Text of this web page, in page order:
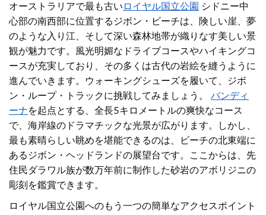
オーストラリアで最も古い ロイヤル国立公園 シドニー中
心部の南西部に位置するジボン・ビーチは、険しい崖、夢
のような入り江、そして深い森林地帯が織りなす美しい景
観が魅力です。風光明媚なドライブコースやハイキングコ
ースが充実しており、その多くは古代の岩絵を縫うように
進んでいきます。ウォーキングシューズを履いて、ジボ
ン・ループ・トラックに挑戦してみ ましょう。 バンディ
ーナを起点とする、全長5キロメートルの爽快なコース
で、海岸線のドラマチックな光景が広がります。しかし、
最も素晴らしい眺めを堪能できるのは、ビーチの北東端に
あるジボン・ヘッドランドの展望台です。ここからは、先
住民ダラワル族が数万年前に制作した砂岩のアボリジニの
彫刻を鑑賞できます。
ロイヤル国立公園へのもう一つの簡単なアクセスポイント